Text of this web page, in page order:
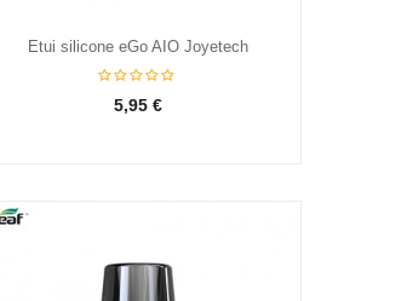
Etui silicone eGo AIO Joyetech
5,95 €